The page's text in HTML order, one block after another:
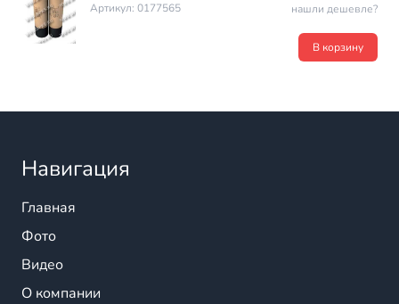
Артикул: 0177565 нашли дешевле?
В корзину
Навигация
Главная
Фото
Видео
О компании